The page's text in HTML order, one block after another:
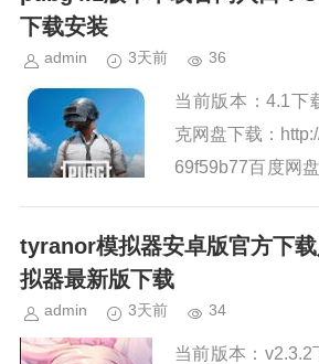
下载安装
admin 3天前 36
当前版本：4.1下
克网盘下载：
69f59b77百度网
tyranor模拟器安卓版官方下
拟器最新版下载
admin 3天前 34
当前版本：